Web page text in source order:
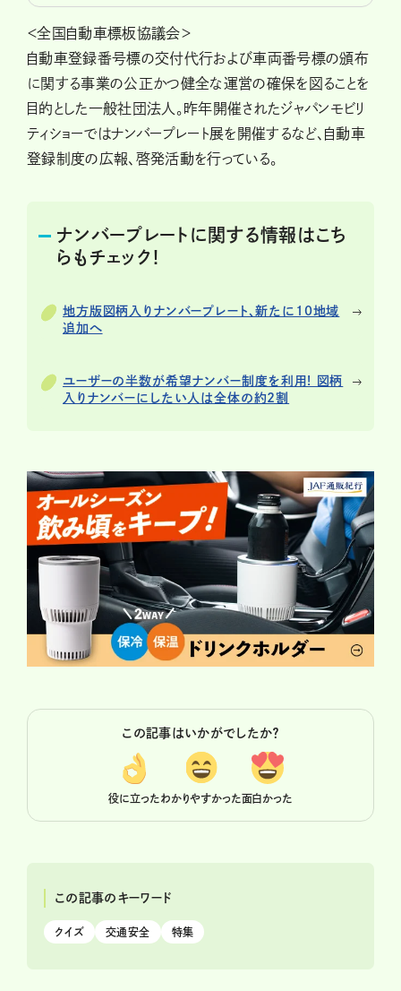
＜全国自動車標板協議会＞
自動車登録番号標の交付代行および車両番号標の頒布
に関する事業の公正かつ健全な運営の確保を図ることを
目的とした一般社団法人。昨年開催されたジャパンモビリ
ティショーではナンバープレート展を開催するなど、自動車
登録制度の広報、啓発活動を行っている。
ナンバープレートに関する情報はこち
らもチェック！
地方版図柄入りナンバープレート、新たに10地域
追加へ
ユーザーの半数が希望ナンバー制度を利用! 図柄
入りナンバーにしたい人は全体の約2割
この記事はいかがでしたか？
役に立ったわかりやすかった面白かった
この記事のキーワード
クイズ 交通安全 特集